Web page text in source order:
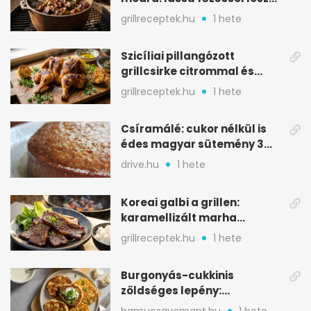
igazán szaftos
grillreceptek.hu 1 hete
Szicíliai pillangózott
grillcsirke citrommal és
oregánóval
grillreceptek.hu 1 hete
Csíramálé: cukor nélkül is
édes magyar sütemény 3
alapanyagból
drive.hu 1 hete
Koreai galbi a grillen:
karamellizált marha
rövidborda gyorsan
grillreceptek.hu 1 hete
Burgonyás-cukkinis
zöldséges lepény:
aranybarna, szaftos, hús